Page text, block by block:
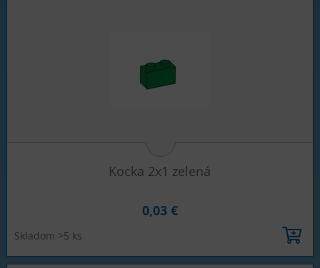
Kocka 2x1 zelená
0,03 €
Skladom >5 ks